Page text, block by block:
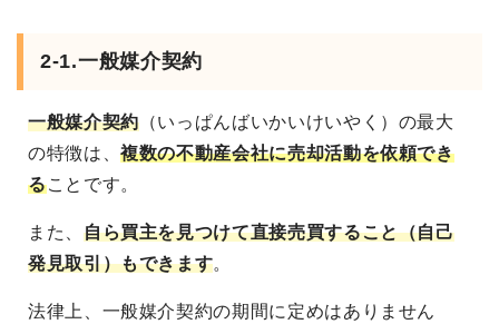
2-1.一般媒介契約
一般媒介契約（いっぱんばいかいけいやく）の最大
の特徴は、複数の不動産会社に売却活動を依頼でき
ることです。
また、 自ら買主を見つけて直接売買すること（自己
発見取引）もできます。
法律上、一般媒介契約の期間に定めはありません